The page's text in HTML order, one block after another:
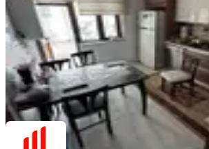
4.600.000 ₺
Eymen Yapı & GayrimenkulDursun Ölçek
Ara